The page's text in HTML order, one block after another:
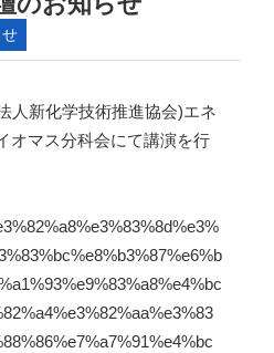
人新化学技術推進協会)エネ
オマス分科会にて講演を行